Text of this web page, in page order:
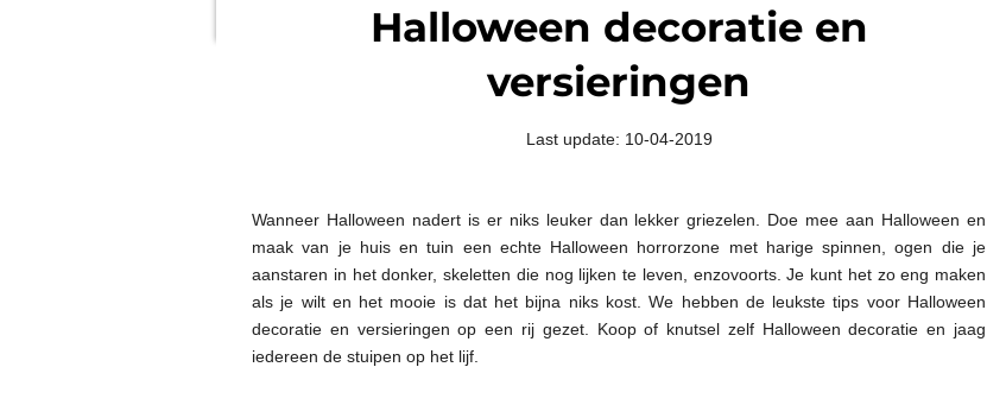
Halloween decoratie en
versieringen
Last update: 10-04-2019
Wanneer Halloween nadert is er niks leuker dan lekker griezelen. Doe mee aan Halloween en
maak van je huis en tuin een echte Halloween horrorzone met harige spinnen, ogen die je
aanstaren in het donker, skeletten die nog lijken te leven, enzovoorts. Je kunt het zo eng maken
als je wilt en het mooie is dat het bijna niks kost. We hebben de leukste tips voor Halloween
decoratie en versieringen op een rij gezet. Koop of knutsel zelf Halloween decoratie en jaag
iedereen de stuipen op het lijf.